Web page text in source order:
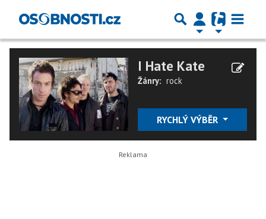
I Hate Kate
Žánry: rock
RYCHLÝ VÝBĚR